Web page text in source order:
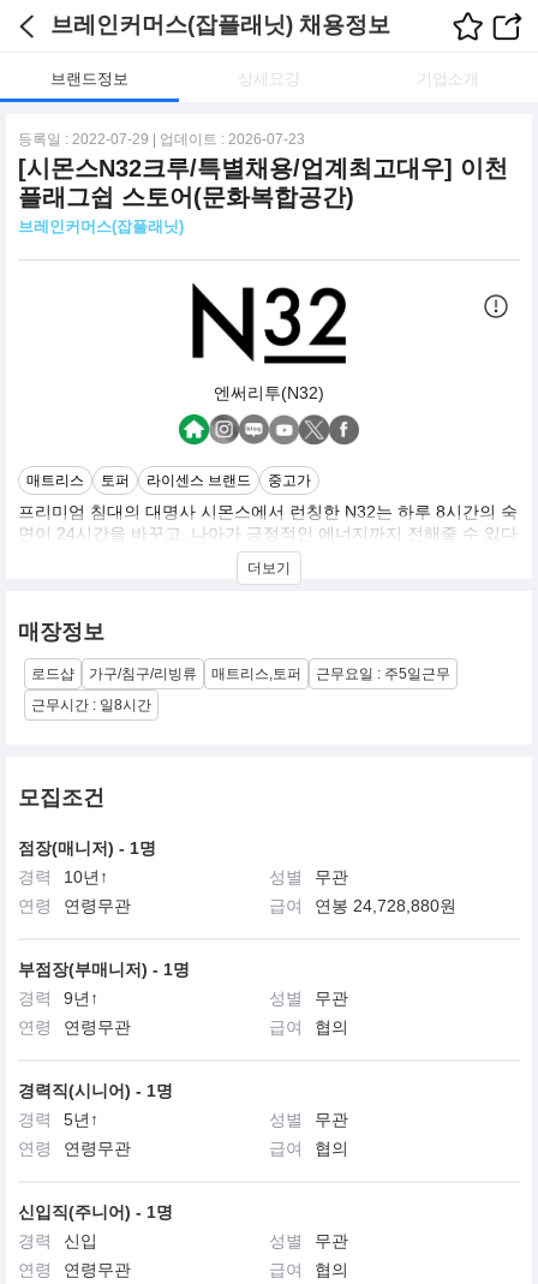
브레인커머스(잡플래닛) 채용정보
브랜드정보 상세요강 기업소개
등록일 : 2022-07-29 | 업데이트 : 2026-07-23
[시몬스N32크루/특별채용/업계최고대우] 이천
플래그쉽 스토어(문화복합공간)
브레인커머스(잡플래닛)
엔써리투(N32)
매트리스 토퍼 라이센스 브랜드 중고가
프리미엄 침대의 대명사 시몬스에서 런칭한 N32는 하루 8시간의 숙
면이 24시간을 바꾸고, 나아가 긍정적인 에너지까지 전해줄 수 있다
는 의미를 지닌 시몬스의 컨템포러리 매트리스 컬렉션
더보기
매장정보
로드샵 가구/침구/리빙류 매트리스,토퍼
근무요일 : 주5일근무
근무시간 : 일8시간
모집조건
점장(매니저) - 1명
경력
10년↑ 성별
무관
연령
연령무관 급여 연봉 24,728,880원
부점장(부매니저) - 1명
경력
9년↑ 성별
무관
연령
연령무관 급여 협의
경력직(시니어) - 1명
경력
5년↑ 성별
무관
연령
연령무관 급여 협의
신입직(주니어) - 1명
경력
신입 성별
무관
연령
연령무관 급여 협의